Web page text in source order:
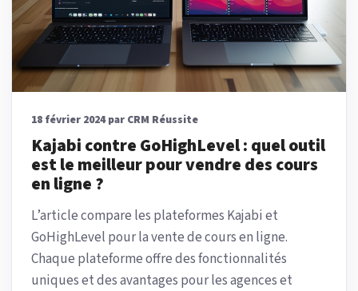
18 février 2024 par CRM Réussite
Kajabi contre GoHighLevel : quel outil
est le meilleur pour vendre des cours
en ligne ?
L’article compare les plateformes Kajabi et
GoHighLevel pour la vente de cours en ligne.
Chaque plateforme offre des fonctionnalités
uniques et des avantages pour les agences et